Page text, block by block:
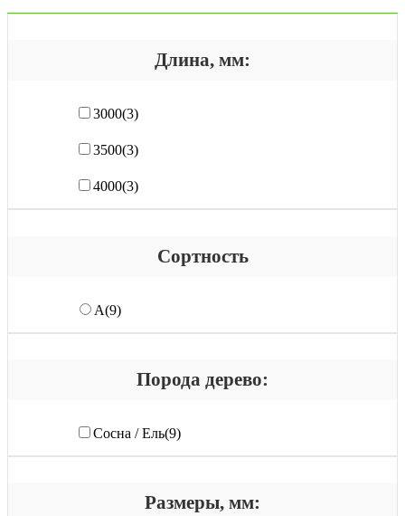
Длина, мм:
3000(3)
3500(3)
4000(3)
Сортность
А(9)
Порода дерево:
Сосна / Ель(9)
Размеры, мм: